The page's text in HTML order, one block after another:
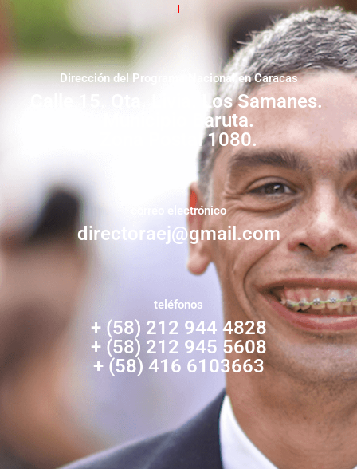
Dirección del Programa Nacional en Caracas
Calle 15. Qta. Livia. Los Samanes.
Municipio Baruta.
Zona Postal 1080.
correo electrónico
directoraej@gmail.com
teléfonos
+ (58) 212 944 4828
+ (58) 212 945 5608
+ (58) 416 6103663